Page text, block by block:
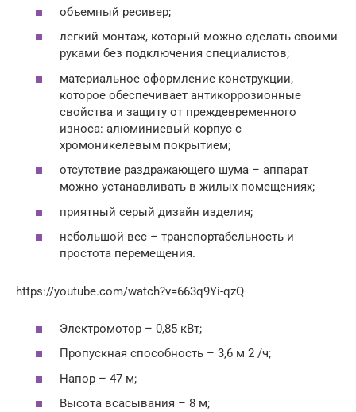
объемный ресивер;
легкий монтаж, который можно сделать своими
руками без подключения специалистов;
материальное оформление конструкции,
которое обеспечивает антикоррозионные
свойства и защиту от преждевременного
износа: алюминиевый корпус с
хромоникелевым покрытием;
отсутствие раздражающего шума – аппарат
можно устанавливать в жилых помещениях;
приятный серый дизайн изделия;
небольшой вес – транспортабельность и
простота перемещения.
https://youtube.com/watch?v=663q9Yi-qzQ
Электромотор – 0,85 кВт;
Пропускная способность – 3,6 м 2 /ч;
Напор – 47 м;
Высота всасывания – 8 м;